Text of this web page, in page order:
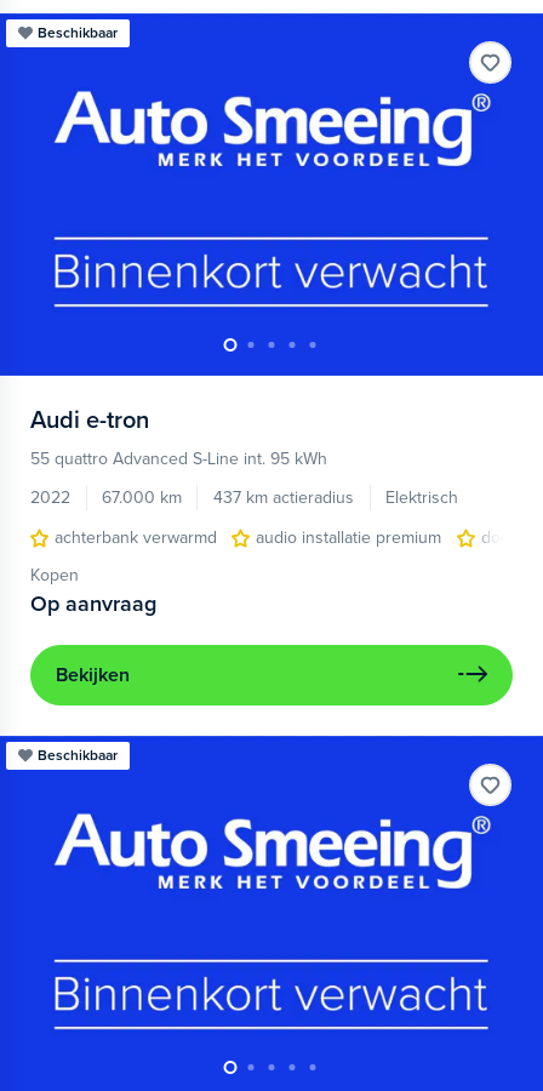
Beschikbaar
Audi e-tron
55 quattro Advanced S-Line int. 95 kWh
2022
67.000 km 437 km actieradius
Elektrisch
achterbank verwarmd
audio installatie premium
Kopen
Op aanvraag
Bekijken
Beschikbaar